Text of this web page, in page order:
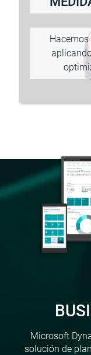
Microsoft
solución de